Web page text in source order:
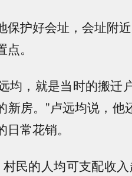
保护好会址，会址附
。
均，就是当时的搬迁
新房。”卢远均说，
常花销。
村民的人均可支配收